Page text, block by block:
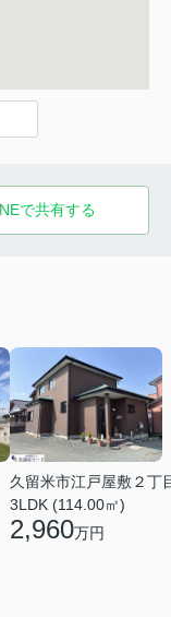
で共有する
久留米市江戸屋敷２丁
3LDK (114.00㎡)
2,960万円